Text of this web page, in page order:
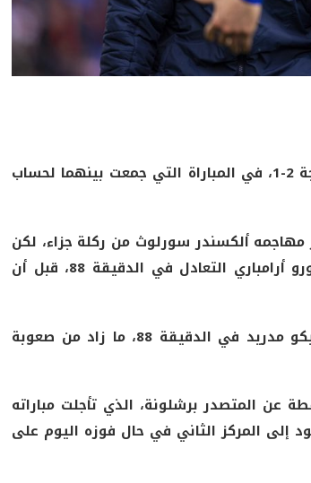
تعرض أتلتيكو مدريد لهزيمة مفاجئة أمام مضيفه خيتافي بنتيجة 2-1، في المباراة التي جمعت بينهما لحساب
75 لافتتاح التسجيل عبر مهاجمه ألكسندر سورلوث من ركلة جزاء، لكن
خيتافي عاد في الدقائق الأخيرة وقلب الطاولة. حيث أدرك ماورو أرامباري التعادل في الدقيقة 88، قبل أن
وشهدت المباراة طرد الأرجنتيني أنخيل كوريا من صفوف أتلتيكو مدريد في الدقيقة 88، ما زاد من صعوبة
عند 56 نقطة، متخلفًا بنقطة عن المتصدر برشلونة، الذي تأجلت مباراته
مدريد (54 نقطة) فرصة الصعود إلى المركز الثاني في حال فوزه اليوم على